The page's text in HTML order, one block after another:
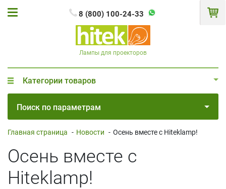
8 (800) 100-24-33
Лампы для проекторов
Категории товаров
Поиск по параметрам
Главная страница - Новости - Осень вместе с Hiteklamp!
Осень вместе с
Hiteklamp!